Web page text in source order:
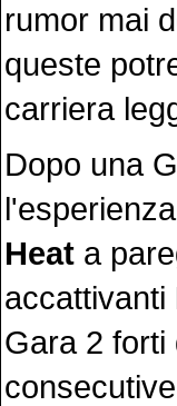
rumor mai
queste
carriera
Dopo una
Heat a
accattivanti
Gara 2 forti